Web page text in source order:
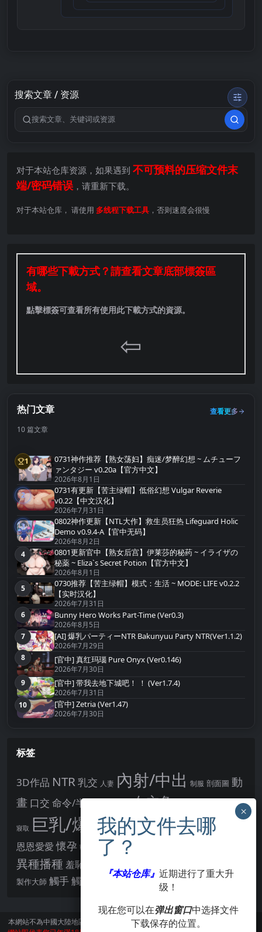
搜索文章 / 资源
搜索关键词
对于本站仓库资源，如果遇到 不可预料的压缩文件末
端/密码错误 ，请重新下载。
对于本站仓库， 请使用 多线程下载工具 ，否则速度会很慢
有哪些下載方式？請查看文章底部標簽區
域。
點擊標簽可查看所有使用此下載方式的資源。
⇦
热门文章
查看更多
10 篇文章
第1名
1
0731神作推荐【熟女荡妇】痴迷/梦醉幻想 ~ ムチューフ
ァンタジー v0.20a【官方中文】
2026年8月1日
第2名
2
0731有更新【苦主绿帽】低俗幻想 Vulgar Reverie
v0.22【中文汉化】
2026年7月31日
第3名
3
0802神作更新【NTL大作】救生员狂热 Lifeguard Holic
Demo v0.9.4-A【官中无码】
2026年8月2日
第4名
4
0801更新官中【熟女后宫】伊莱莎的秘药 ~ イライザの
秘薬 ~ Eliza`s Secret Potion【官方中文】
2026年8月1日
第5名
5
0730推荐【苦主绿帽】模式：生活 ~ MODE: LIFE v0.2.2
【实时汉化】
2026年7月31日
第6名
6 Bunny Hero Works Part-Time (Ver0.3)
2026年8月5日
第7名
7 [AI] 爆乳パーティーNTR Bakunyuu Party NTR(Ver1.1.2)
2026年7月29日
第8名
8 [官中] 真红玛瑙 Pure Onyx (Ver0.146)
2026年7月30日
第9名
9 [官中] 带我去地下城吧！ ！ (Ver1.7.4)
2026年7月31日
第10名
10 [官中] Zetria (Ver1.47)
2026年7月30日
标签
3D作品 NTR乳交 人妻 內射/中出 制服 剖面圖 動
畫 口交 命令/半推半就 女主角 學校/校園
寢取 巨乳/爆乳幻想 強制你播種 強制播種
恩恩愛愛 懷孕 戰鬥H 拘束 教育
異種播種 羞恥/恥辱
製作大師 觸手 觸摸 酪梨 阿黑顏 露出 點陣圖
本網站不為中國大陸地區的用戶提供服務。訪問本網站請遵守當地法律。訪問本
『本站仓库』 近期进行了重大升
级！
现在您可以在弹出窗口中选择文件
下载保存的位置。